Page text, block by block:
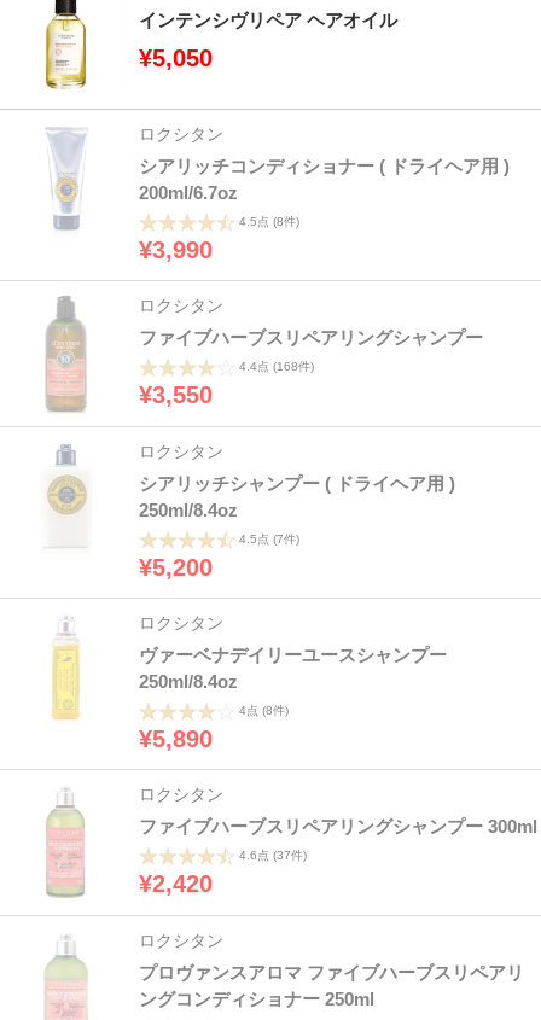
インテンシヴリペア ヘアオイル
¥5,050
ロクシタン
シアリッチコンディショナー ( ドライヘア用 )
200ml/6.7oz
4.5点 (8件)
¥3,990
ロクシタン
ファイブハーブスリペアリングシャンプー
4.4点 (168件)
¥3,550
ロクシタン
シアリッチシャンプー ( ドライヘア用 )
250ml/8.4oz
4.5点 (7件)
¥5,200
ロクシタン
ヴァーベナデイリーユースシャンプー
250ml/8.4oz
4点 (8件)
¥5,890
ロクシタン
ファイブハーブスリペアリングシャンプー 300ml
4.6点 (37件)
¥2,420
ロクシタン
プロヴァンスアロマ ファイブハーブスリペアリ
ングコンディショナー 250ml